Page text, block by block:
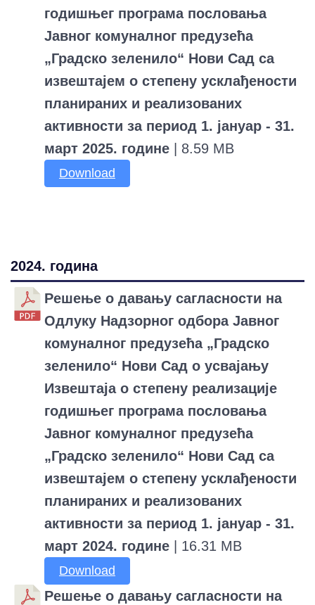
годишњег програма пословања
Јавног комуналног предузећа
„Градско зеленило“ Нови Сад са
извештајем о степену усклађености
планираних и реализованих
активности за период 1. јануар - 31.
март 2025. године | 8.59 MB
Download
2024. година
Решење о давању сагласности на
Одлуку Надзорног одбора Јавног
комуналног предузећа „Градско
зеленило“ Нови Сад о усвајању
Извештаја о степену реализације
годишњег програма пословања
Јавног комуналног предузећа
„Градско зеленило“ Нови Сад са
извештајем о степену усклађености
планираних и реализованих
активности за период 1. јануар - 31.
март 2024. године | 16.31 MB
Download
Решење о давању сагласности на